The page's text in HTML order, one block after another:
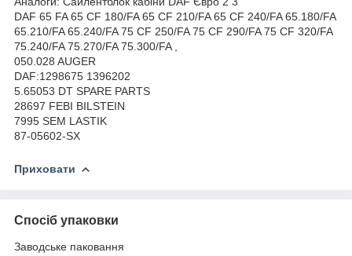
DAF 65 FA 65 CF 180/FA 65 CF 210/FA 65 CF 240/FA 65.180/FA
65.210/FA 65.240/FA 75 CF 250/FA 75 CF 290/FA 75 CF 320/FA
75.240/FA 75.270/FA 75.300/FA ,
050.028 AUGER
DAF:1298675 1396202
5.65053 DT SPARE PARTS
28697 FEBI BILSTEIN
7995 SEM LASTIK
87-05602-SX
Приховати
Спосіб упаковки
Заводське паковання